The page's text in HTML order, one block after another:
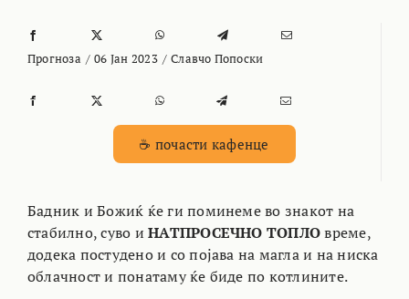
Прогноза / 06 Јан 2023 / Славчо Попоски
☕ почасти кафенце
Бадник и Божиќ ќе ги поминеме во знакот на
стабилно, суво и НАТПРОСЕЧНО ТОПЛОвреме,
додека постудено и со појава на магла и на ниска
облачност и понатаму ќе биде по котлините.